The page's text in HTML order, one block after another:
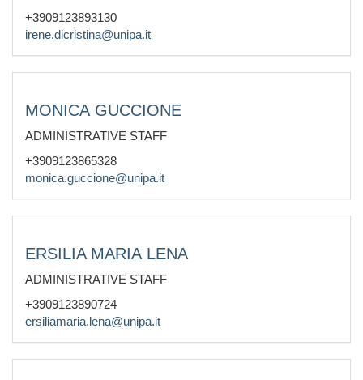
+3909123893130
irene.dicristina@unipa.it
MONICA GUCCIONE
ADMINISTRATIVE STAFF
+3909123865328
monica.guccione@unipa.it
ERSILIA MARIA LENA
ADMINISTRATIVE STAFF
+3909123890724
ersiliamaria.lena@unipa.it